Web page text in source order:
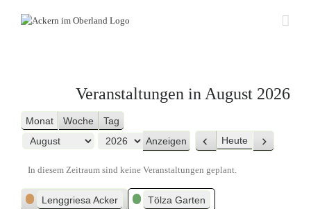
Veranstaltungen in August 2026
Monat Woche Tag
Monat
Jahr Zurück
Heute Weiter
In diesem Zeitraum sind keine Veranstaltungen geplant.
Kategorien
Lenggriesa Acker Tölza Garten